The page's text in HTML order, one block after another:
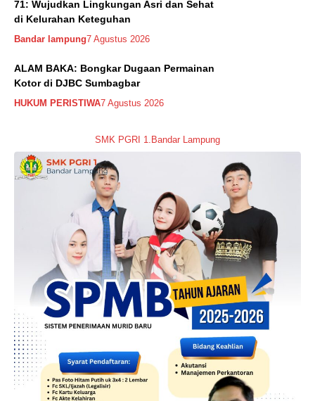
71: Wujudkan Lingkungan Asri dan Sehat
di Kelurahan Keteguhan
Bandar lampung7 Agustus 2026
ALAM BAKA: Bongkar Dugaan Permainan
Kotor di DJBC Sumbagbar
HUKUM PERISTIWA7 Agustus 2026
SMK PGRI 1.Bandar Lampung